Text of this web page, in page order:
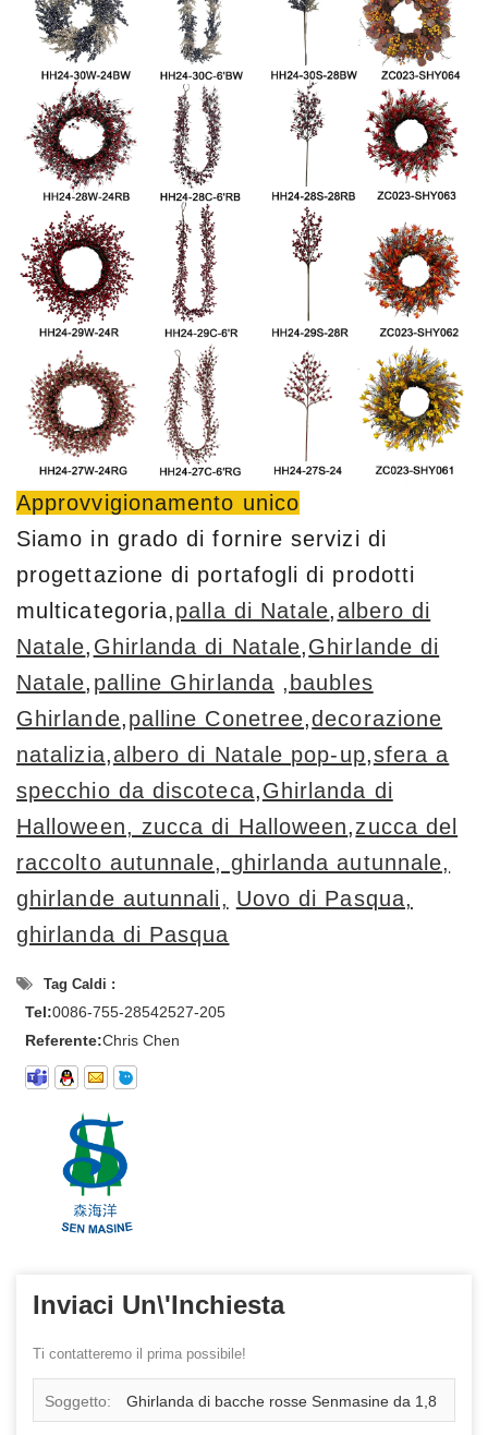
Approvvigionamento unico
Siamo in grado di fornire servizi di
progettazione di portafogli di prodotti
multicategoria,palla di Natale,albero di
Natale, Ghirlanda di Natale,Ghirlande di
Natale, palline Ghirlanda ,baubles
Ghirlande,palline Conetree,decorazione
natalizia,albero di Natale pop-up,sfera a
specchio da discoteca,Ghirlanda di
Halloween, zucca di Halloween,zucca del
raccolto autunnale, ghirlanda autunnale,
ghirlande autunnali, Uovo di Pasqua,
ghirlanda di Pasqua
Tag Caldi :
Tel:0086-755-28542527-205
Referente:Chris Chen
Inviaci Un\'inchiesta
Ti contatteremo il prima possibile!
Soggetto: Ghirlanda di bacche rosse Senmasine da 1,8